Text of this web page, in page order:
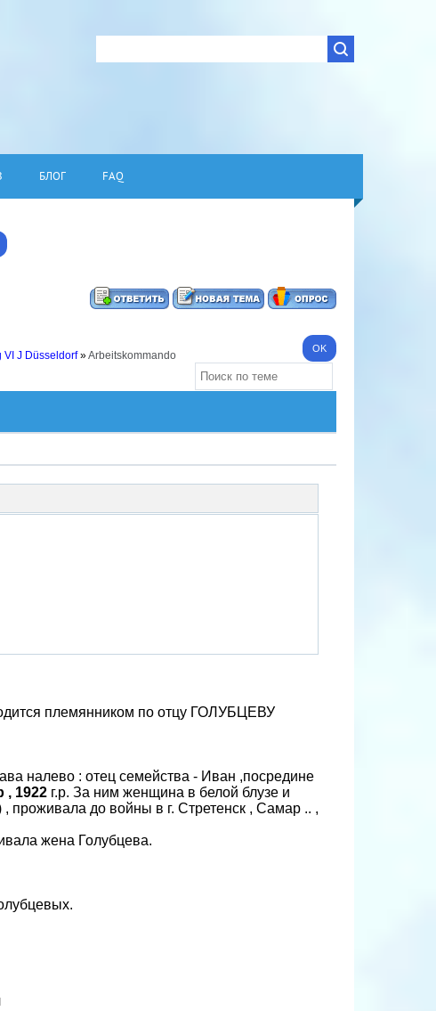
БЛОГ FAQ
VI J Düsseldorf »Arbeitskommando
племянником по отцу ГОЛУБЦЕВУ
налево : отец семейства - Иван ,посредине
, 1922 г.р. За ним женщина в белой блузе и
проживала до войны в г. Стретенск , Самар .. ,
жена Голубцева.